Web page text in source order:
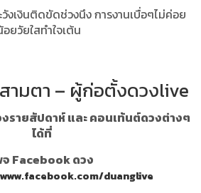
งเงินติดขัดช่วงนึง การงานเบื่อๆไม่ค่อย
ยวัยใสทำใจเต้น
ามตา – ผู้ก่อตั้งดวงlive
รายสัปดาห์ และ คอนเท้นต์ดวงต่างๆ
ได้ที่
จ Facebook ดวง
duanglive